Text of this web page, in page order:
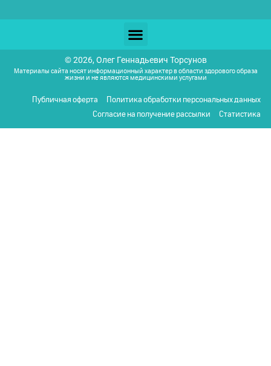
© 2026, Олег Геннадьевич Торсунов
Материалы сайта носят информационный характер в области здорового образа
жизни и не являются медицинскими услугами
Публичная оферта
Политика обработки персональных данных
Согласие на получение рассылки
Статистика